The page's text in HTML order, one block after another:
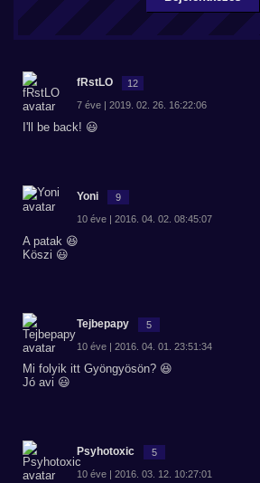
fRstLO 12
7 éve | 2019. 02. 26. 16:22:06
I'll be back! 😃
Yoni 9
10 éve | 2016. 04. 02. 08:45:07
A patak 😆
Köszi 😃
Tejbepapy 5
10 éve | 2016. 04. 01. 23:51:34
Mi folyik itt Gyöngyösön? 😆
Jó avi 😃
Psyhotoxic 5
10 éve | 2016. 03. 12. 10:27:01